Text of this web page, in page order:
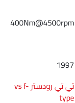
400Nm@4500rpm
1997
تي تي رودستر vs f-
type